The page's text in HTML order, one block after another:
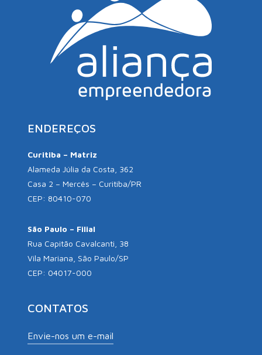
ENDEREÇOS
Curitiba – Matriz
Alameda Júlia da Costa, 362
Casa 2 – Mercês – Curitiba/PR
CEP: 80410-070
São Paulo – Filial
Rua Capitão Cavalcanti, 38
Vila Mariana, São Paulo/SP
CEP: 04017-000
CONTATOS
Envie-nos um e-mail